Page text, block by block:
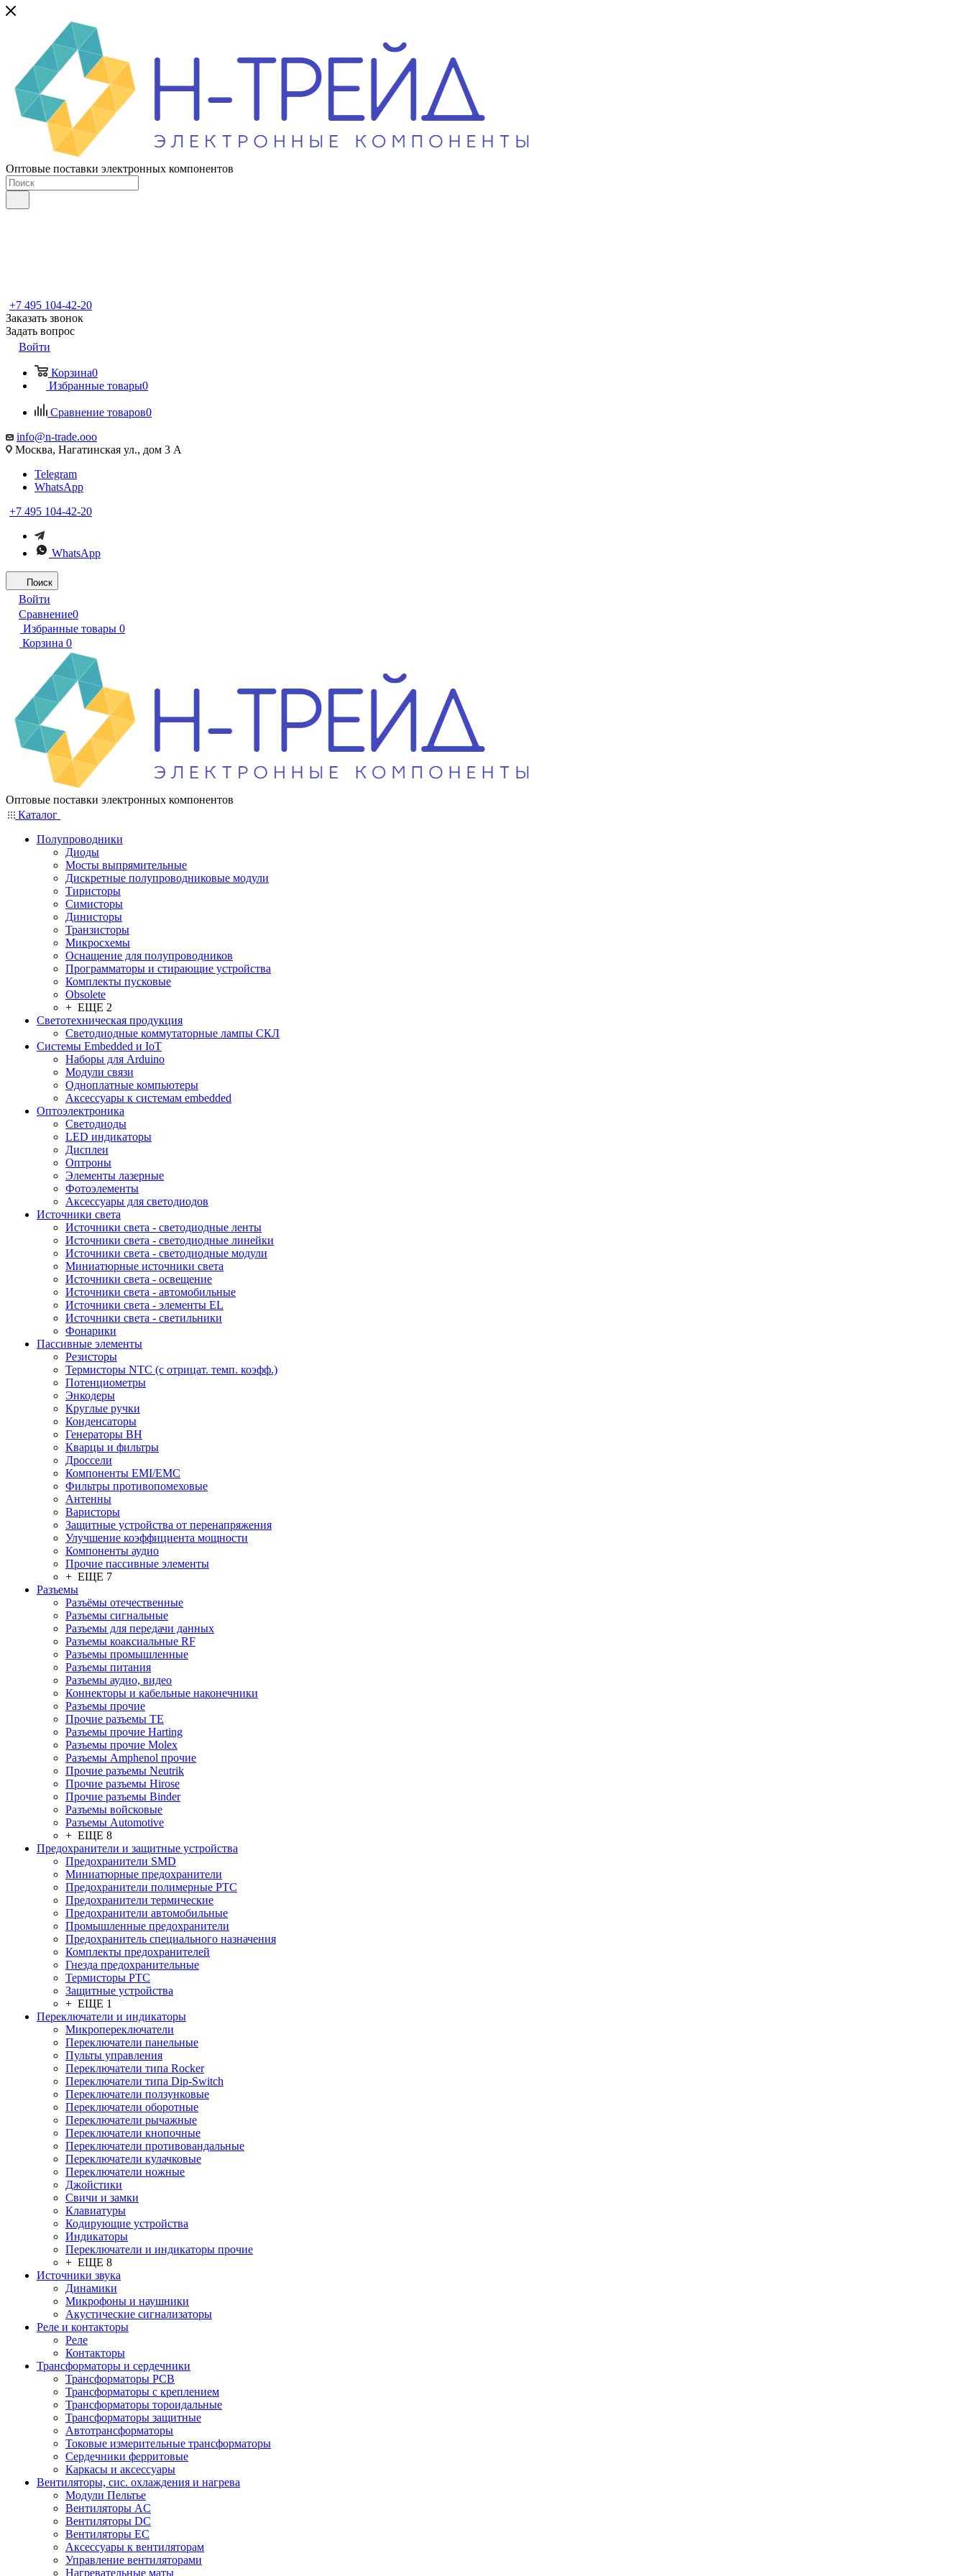
Оптовые поставки электронных компонентов
+7 495 104-42-20
Заказать звонок
Задать вопрос
Войти
Корзина0
Избранные товары0
Сравнение товаров0
info@n-trade.ooo
Москва, Нагатинская ул., дом 3 А
Telegram
WhatsApp
+7 495 104-42-20
WhatsApp
Поиск
Войти
Сравнение0
Избранные товары 0
Корзина 0
Оптовые поставки электронных компонентов
Каталог
Полупроводники
Диоды
Мосты выпрямительные
Дискретные полупроводниковые модули
Тиристоры
Симисторы
Динисторы
Транзисторы
Микросхемы
Оснащение для полупроводников
Программаторы и стирающие устройства
Комплекты пусковые
Obsolete
+ ЕЩЕ 2
Светотехническая продукция
Светодиодные коммутаторные лампы СКЛ
Системы Embedded и IoT
Наборы для Arduino
Модули связи
Одноплатные компьютеры
Аксессуары к системам embedded
Oптоэлектроника
Светодиоды
LED индикаторы
Дисплеи
Оптроны
Элементы лазерные
Фотоэлементы
Аксессуары для светодиодов
Источники света
Источники света - светодиодные ленты
Источники света - светодиодные линейки
Источники света - светодиодные модули
Миниатюрные источники света
Источники света - освещение
Источники света - автомобильные
Источники света - элементы EL
Источники света - светильники
Фонарики
Пассивные элементы
Резисторы
Термисторы NTC (с отрицат. темп. коэфф.)
Потенциометры
Энкодеры
Круглые ручки
Конденсаторы
Генераторы ВН
Кварцы и фильтры
Дроссели
Компоненты EMI/EMC
Фильтры противопомеховые
Антенны
Варисторы
Защитные устройства от перенапряжения
Улучшение коэффициента мощности
Компоненты аудио
Прочие пассивные элементы
+ ЕЩЕ 7
Разъeмы
Разъёмы отечественные
Разъeмы сигнальные
Разъeмы для передачи данных
Разъeмы коаксиальные RF
Разъeмы промышленные
Разъeмы питания
Разъeмы аудио, видео
Коннекторы и кабельные наконечники
Разъeмы прочие
Прочие разъемы TE
Разъемы прочие Harting
Разъемы прочие Molex
Разъемы Amphenol прочие
Прочие разъемы Neutrik
Прочие разъемы Hirose
Прочие разъемы Binder
Разъемы войсковые
Разъeмы Automotive
+ ЕЩЕ 8
Предохранители и защитные устройства
Предохранители SMD
Миниатюрные предохранители
Предохранители полимерные PTC
Предохранители термические
Предохранители автомобильные
Промышленные предохранители
Предохранитель специального назначения
Комплекты предохранителей
Гнезда предохранительные
Термисторы PTC
Защитные устройства
+ ЕЩЕ 1
Переключатели и индикаторы
Микропереключатели
Переключатели панельные
Пульты управления
Переключатели типа Rocker
Переключатели типа Dip-Switch
Переключатели ползунковые
Переключатели оборотные
Переключатели рычажные
Переключатели кнопочные
Переключатели противовандальные
Переключатели кулачковые
Переключатели ножные
Джойстики
Свичи и замки
Клавиатуры
Кодирующие устройства
Индикаторы
Переключатели и индикаторы прочие
+ ЕЩЕ 8
Источники звука
Динамики
Микрофоны и наушники
Акустические сигнализаторы
Реле и контакторы
Реле
Контакторы
Трансформаторы и сердечники
Трансформаторы PCB
Трансформаторы с креплением
Трансформаторы тороидальные
Трансформаторы защитные
Автотрансформаторы
Токовые измерительные трансформаторы
Сердечники ферритовые
Каркасы и аксессуары
Вентиляторы, сис. охлаждения и нагрева
Модули Пельтье
Вентиляторы AC
Вентиляторы DC
Вентиляторы EC
Аксессуары к вентиляторам
Управление вентиляторами
Нагревательные маты